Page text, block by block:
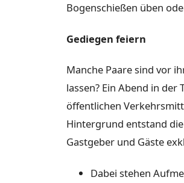
Bogenschießen üben
Gediegen feiern
Manche Paare sind vor
lassen? Ein Abend in
öffentlichen
Hintergrund entstand
Gastgeber und Gäste
Dabei stehen